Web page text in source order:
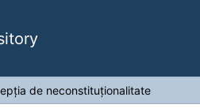
de neconstituționalitate